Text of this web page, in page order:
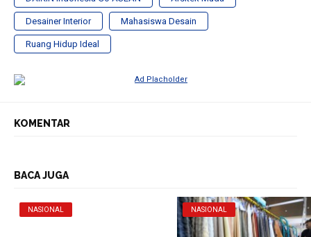
Desainer Interior Mahasiswa Desain
Ruang Hidup Ideal
KOMENTAR
BACA JUGA
NASIONAL NASIONAL